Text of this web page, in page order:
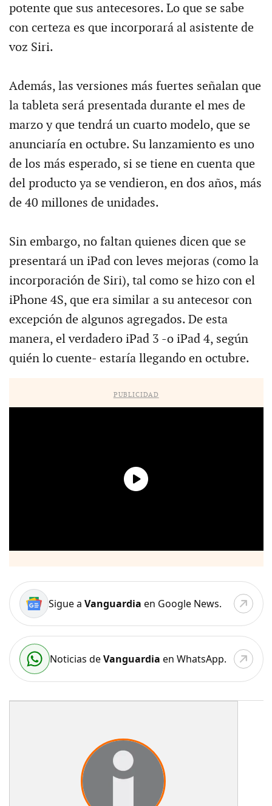
potente que sus antecesores. Lo que se sabe
con certeza es que incorporará al asistente de
voz Siri.
Además, las versiones más fuertes señalan que
la tableta será presentada durante el mes de
marzo y que tendrá un cuarto modelo, que se
anunciaría en octubre. Su lanzamiento es uno
de los más esperado, si se tiene en cuenta que
del producto ya se vendieron, en dos años, más
de 40 millones de unidades.
Sin embargo, no faltan quienes dicen que se
presentará un iPad con leves mejoras (como la
incorporación de Siri), tal como se hizo con el
iPhone 4S, que era similar a su antecesor con
excepción de algunos agregados. De esta
manera, el verdadero iPad 3 -o iPad 4, según
quién lo cuente- estaría llegando en octubre.
PUBLICIDAD
Sigue a Vanguardia en Google News.
Noticias deVanguardia en WhatsApp.